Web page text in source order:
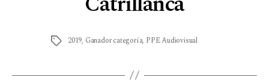
2019, Ganador categoría, PPE Audiovisual